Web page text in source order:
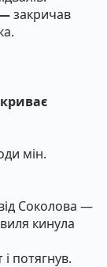
закричав
мін.
Соколова —
кинула
потягнув.